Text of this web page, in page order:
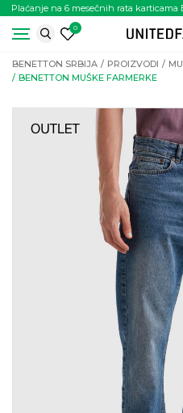
Plaćanje na 6 mesečnih rata karticama
0
BENETTON SRBIJA PROIZVODI
BENETTON MUŠKE FARMERKE